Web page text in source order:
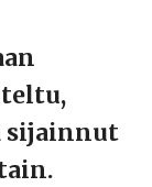
sijainnut